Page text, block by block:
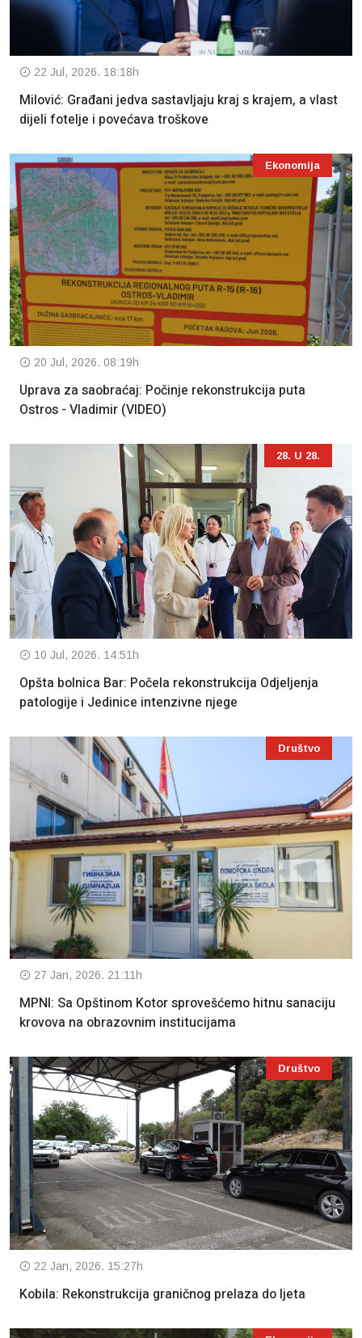
22 Jul, 2026. 18:18h
Milović: Građani jedva sastavljaju kraj s krajem, a vlast
dijeli fotelje i povećava troškove
Ekonomija
20 Jul, 2026. 08:19h
Uprava za saobraćaj: Počinje rekonstrukcija puta
Ostros - Vladimir (VIDEO)
28. U 28.
10 Jul, 2026. 14:51h
Opšta bolnica Bar: Počela rekonstrukcija Odjeljenja
patologije i Jedinice intenzivne njege
Društvo
27 Jan, 2026. 21:11h
MPNI: Sa Opštinom Kotor sprovešćemo hitnu sanaciju
krovova na obrazovnim institucijama
Društvo
22 Jan, 2026. 15:27h
Kobila: Rekonstrukcija graničnog prelaza do ljeta